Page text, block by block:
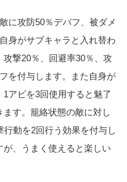
に攻防50％デバフ、被ダメ
身がサブキャラと入れ替わ
撃20％、回避率30％、攻
を付与します。また自身が
アビを3回使用すると魅了
す。籠絡状態の敵に対し
動を2回行う効果を付与し
、うまく使えると楽しい